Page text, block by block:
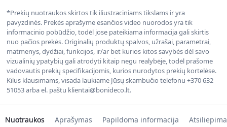
*Prekių nuotraukos skirtos tik iliustraciniams tikslams ir yra
pavyzdinės. Prekės aprašyme esančios video nuorodos yra tik
informacinio pobūdžio, todėl jose pateikiama informacija gali skirtis
nuo pačios prekės. Originalių produktų spalvos, užrašai, parametrai,
matmenys, dydžiai, funkcijos, ir/ar bet kurios kitos savybės dėl savo
vizualinių ypatybių gali atrodyti kitaip negu realybėje, todėl prašome
vadovautis prekių specifikacijomis, kurios nurodytos prekių kortelėse.
Kilus klausimams, visada laukiame Jūsų skambučio telefonu +370 632
51053 arba el. paštu klientai@bonideco.lt.
Nuotraukos Aprašymas Papildoma informacija